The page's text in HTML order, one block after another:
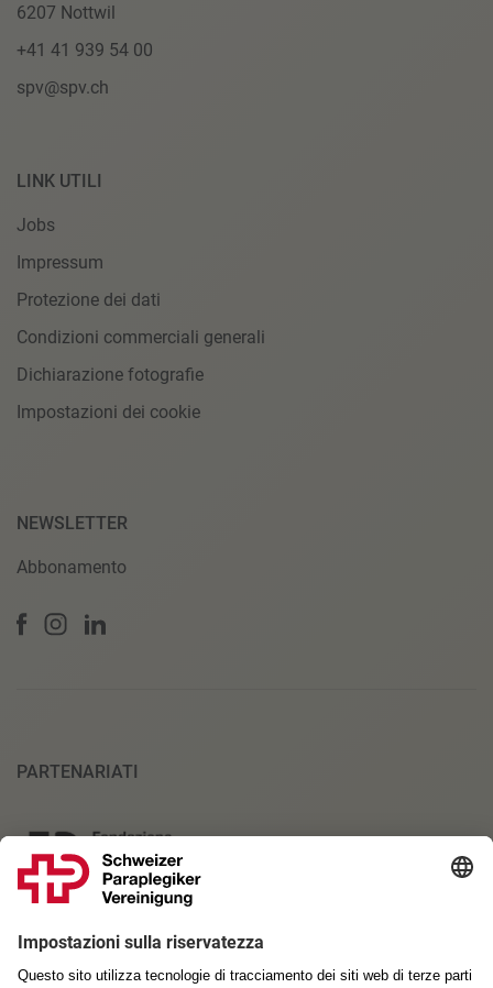
6207 Nottwil
+41 41 939 54 00
spv@spv.ch
LINK UTILI
Jobs
Impressum
Protezione dei dati
Condizioni commerciali generali
Dichiarazione fotografie
Impostazioni dei cookie
NEWSLETTER
Abbonamento
PARTENARIATI